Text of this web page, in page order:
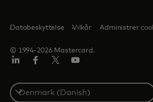
© 1994-2026 Mastercard.
Databeskyttelse Vilkår Administrer
Select
a